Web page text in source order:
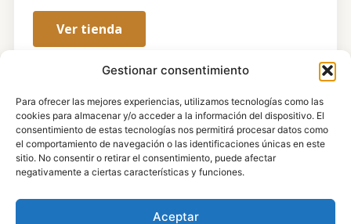
Gestionar consentimiento
Para ofrecer las mejores experiencias, utilizamos tecnologías como las
cookies para almacenar y/o acceder a la información del dispositivo. El
consentimiento de estas tecnologías nos permitirá procesar datos como
el comportamiento de navegación o las identificaciones únicas en este
sitio. No consentir o retirar el consentimiento, puede afectar
negativamente a ciertas características y funciones.
Aceptar
Ver tienda